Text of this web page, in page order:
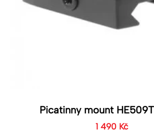
Picatinny mount
1 490 Kč